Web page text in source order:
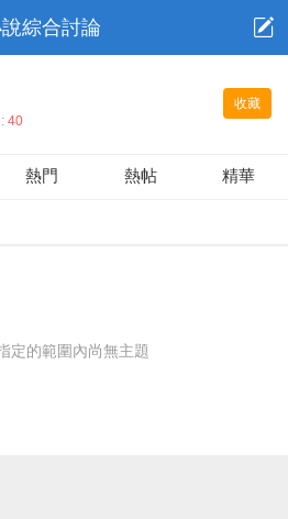
綜合討論
收藏
40
熱門 熱帖 精華
定的範圍內尚無主題